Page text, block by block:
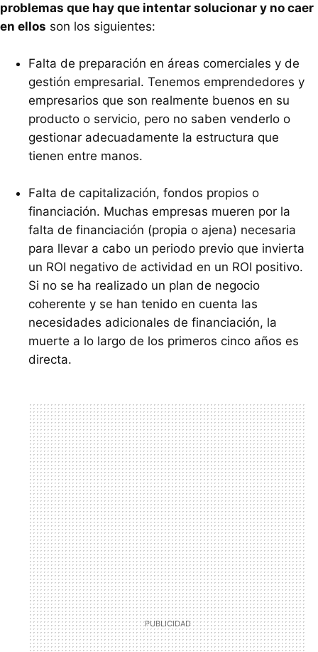
problemas que hay que intentar solucionar y no caer
en ellos son los siguientes:
Falta de preparación en áreas comerciales y de
gestión empresarial. Tenemos emprendedores y
empresarios que son realmente buenos en su
producto o servicio, pero no saben venderlo o
gestionar adecuadamente la estructura que
tienen entre manos.
Falta de capitalización, fondos propios o
financiación. Muchas empresas mueren por la
falta de financiación (propia o ajena) necesaria
para llevar a cabo un periodo previo que invierta
un ROI negativo de actividad en un ROI positivo.
Si no se ha realizado un plan de negocio
coherente y se han tenido en cuenta las
necesidades adicionales de financiación, la
muerte a lo largo de los primeros cinco años es
directa.